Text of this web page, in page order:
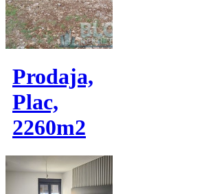
Prodaja,
Plac,
2260m2